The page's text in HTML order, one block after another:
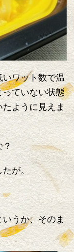
ワット数で温
ていない状態
ように見えま
？
たが。
うか、そのま